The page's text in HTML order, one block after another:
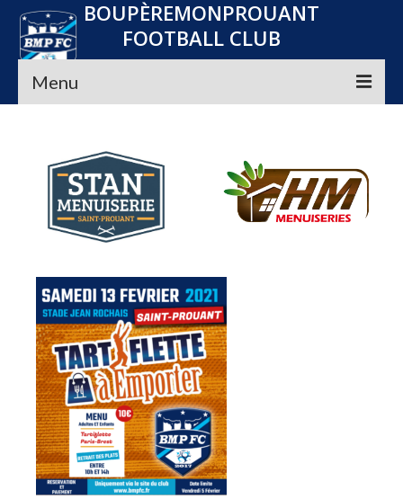
BOUPÈREMONPROUANT
FOOTBALL CLUB
Menu
Le club
Seniors
Jeunes
Convocations
Nos Partenaires
Planning
Média
Boutique
Contact